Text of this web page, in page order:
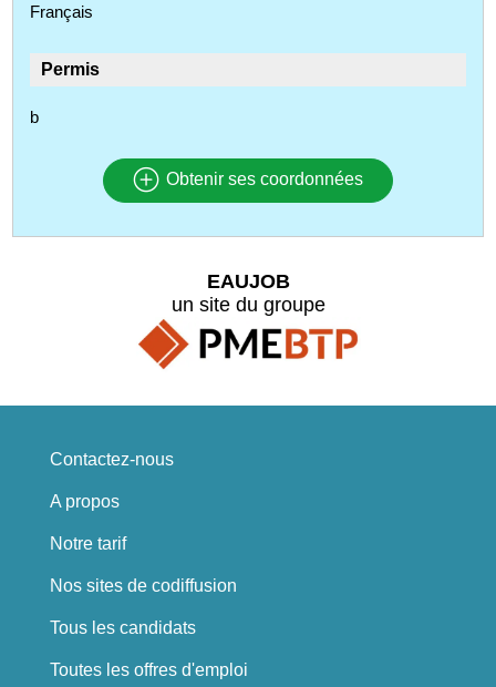
Français
Permis
b
Obtenir ses coordonnées
EAUJOB
un site du groupe
Contactez-nous
A propos
Notre tarif
Nos sites de codiffusion
Tous les candidats
Toutes les offres d'emploi